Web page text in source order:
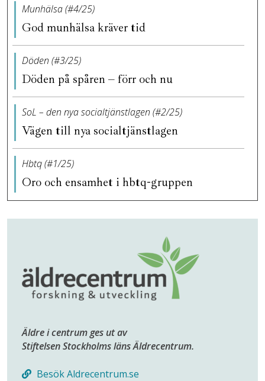
Munhälsa (#4/25)
God munhälsa kräver tid
Döden (#3/25)
Döden på spåren – förr och nu
SoL – den nya socialtjänstlagen (#2/25)
Vägen till nya socialtjänstlagen
Hbtq (#1/25)
Oro och ensamhet i hbtq-gruppen
Äldre i centrum ges ut av
Stiftelsen Stockholms läns Äldrecentrum.
Besök Aldrecentrum.se